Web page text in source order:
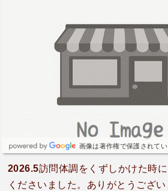
画像は著作権で保護されてい
2026.5訪問体調をくずしかけた時
くださいました。ありがとうござい